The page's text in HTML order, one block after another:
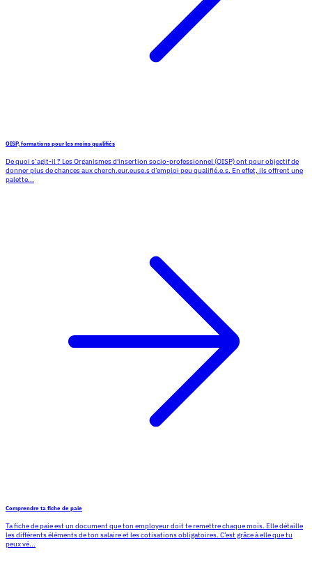
OISP, formations pour les moins qualifiés
De quoi s’agit-il ? Les Organismes d'insertion socio-professionnel (OISP) ont pour objectif de
donner plus de chances aux cherch.eur.euse.s d’emploi peu qualifié.e.s. En effet, ils offrent une
palette...
Comprendre ta fiche de paie
Ta fiche de paie est un document que ton employeur doit te remettre chaque mois. Elle détaille
les différents éléments de ton salaire et les cotisations obligatoires. C’est grâce à elle que tu
peux vé...